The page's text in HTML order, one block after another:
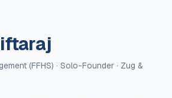
(FFHS) · Solo-Founder · Zug &